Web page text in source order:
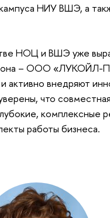
НИУ ВШЭ, а
НОЦ и ВШЭ уже
– ООО «ЛУКОЙЛ-
активно внедряют
что
комплексные
работы бизнеса.